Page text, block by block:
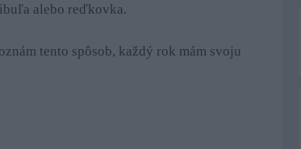
alebo reďkovka.
tento spôsob, každý rok mám svoju